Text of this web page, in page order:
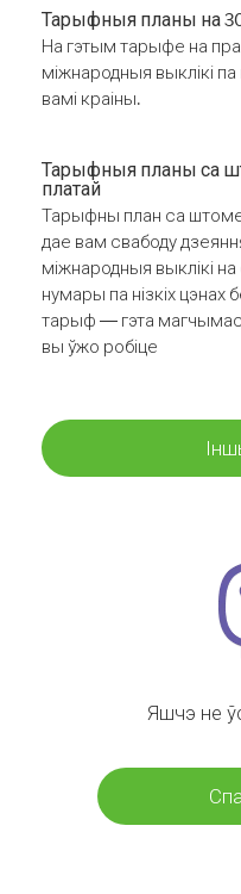
Тарыфныя планы на
На гэтым тарыфе на
міжнародныя выклікі па
вамі краіны.
Тарыфныя планы са
платай
Тарыфны план са
дае вам свабоду
міжнародныя выклікі
нумары па нізкіх цэнах
тарыф — гэта
вы ўжо робіце
Яшчэ не